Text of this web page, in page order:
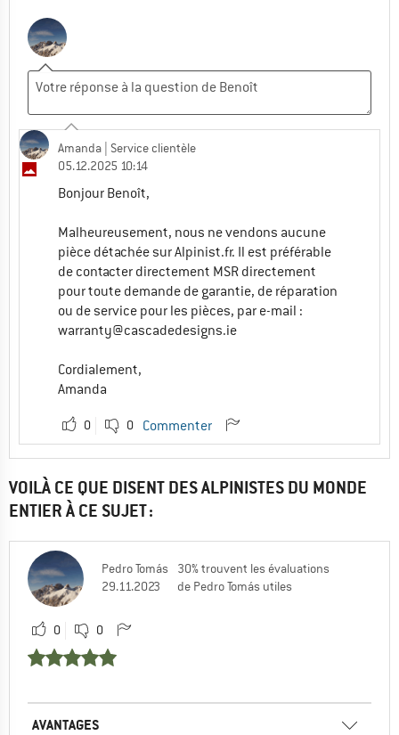
Amanda | Service clientèle
05.12.2025 10:14
Bonjour Benoît,
Malheureusement, nous ne vendons aucune
pièce détachée sur Alpinist.fr. Il est préférable
de contacter directement MSR directement
pour toute demande de garantie, de réparation
ou de service pour les pièces, par e-mail :
warranty@cascadedesigns.ie
Cordialement,
Amanda
0 0 Commenter
VOILÀ CE QUE DISENT DES ALPINISTES DU MONDE
ENTIER À CE SUJET :
Pedro Tomás
29.11.2023
30% trouvent les évaluations
de Pedro Tomás utiles
0 0
AVANTAGES